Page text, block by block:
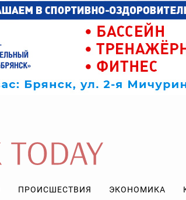
ПРОИСШЕСТВИЯ ЭКОНОМИКА